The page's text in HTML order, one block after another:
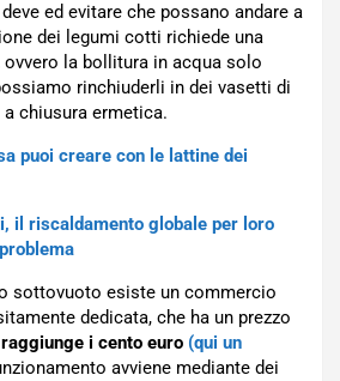
ed evitare che possano andare a
dei legumi cotti richiede una
la bollitura in acqua solo
rinchiuderli in dei vasetti di
chiusura ermetica.
puoi creare con le lattine dei
il riscaldamento globale per loro
sottovuoto esiste un commercio
dedicata, che ha un prezzo
i cento euro (qui un
avviene mediante dei